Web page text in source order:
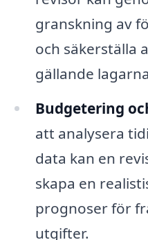
granskning av
och säkerställa
gällande
Budgetering
att analysera
data kan en
skapa en
prognoser för
utgifter.